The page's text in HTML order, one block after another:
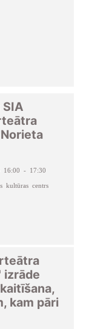
SIA
16:00 - 17:30
kultūras centrs
izrāde
kam pāri